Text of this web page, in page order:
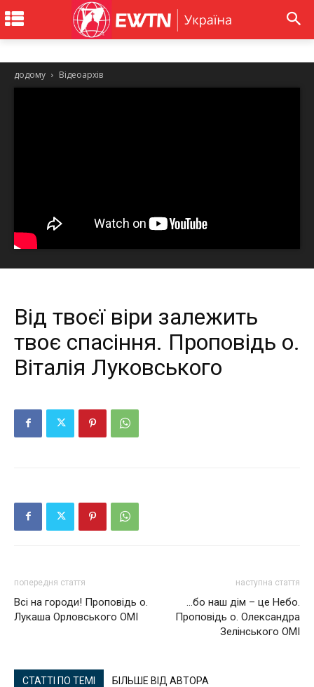
додому Відеоархів
Від твоєї віри залежить
твоє спасіння. Проповідь о.
Віталія Луковського
попередня стаття
Всі на городи! Проповідь о.
Лукаша Орловського ОМІ
наступна стаття
…бо наш дім – це Небо.
Проповідь о. Олександра
Зелінського ОМІ
СТАТТІ ПО ТЕМІ БІЛЬШЕ ВІД АВТОРА